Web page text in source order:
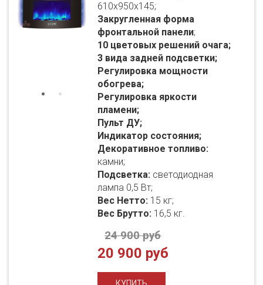
610x950x145;
Закругленная форма
фронтальной панели;
10 цветовых решений очага;
3 вида задней подсветки;
Регулировка мощности
обогрева;
Регулировка яркости
пламени;
Пульт ДУ;
Индикатор состояния;
Декоративное топливо:
камни;
Подсветка: светодиодная
лампа 0,5 Вт;
Вес Нетто: 15 кг;
Вес Брутто: 16,5 кг.
24 900 руб
20 900 руб